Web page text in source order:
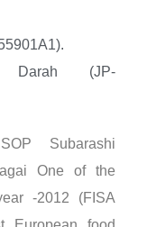
Darah (JP-
Subarashi
One of the
-2012 (FISA